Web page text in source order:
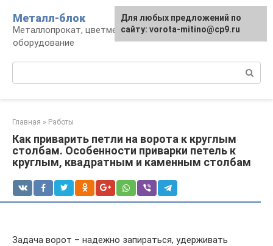
контенту
Металл-блок
Металлопрокат, цветмет, обработка и
оборудование
Главная » Работы
Как приварить петли на ворота к круглым
столбам. Особенности приварки петель к
круглым, квадратным и каменным столбам
Задача ворот – надежно запираться, удерживать
Для любых предложений по
сайту: vorota-mitino@cp9.ru